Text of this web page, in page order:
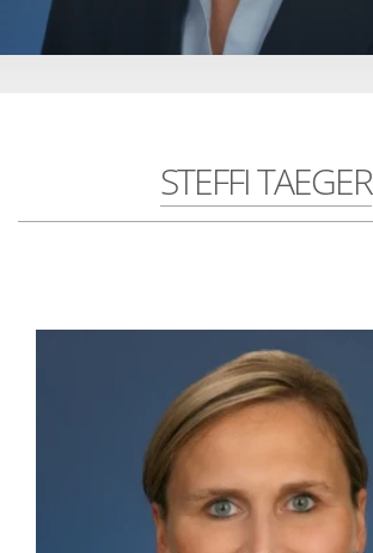
STEFFI TAEGER